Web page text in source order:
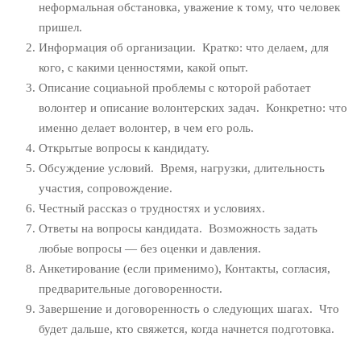
неформальная обстановка, уважение к тому, что человек
пришел.
Информация об организации. Кратко: что делаем, для
кого, с какими ценностями, какой опыт.
Описание социаьной проблемы с которой работает
волонтер и описание волонтерских задач. Конкретно: что
именно делает волонтер, в чем его роль.
Открытые вопросы к кандидату.
Обсуждение условий. Время, нагрузки, длительность
участия, сопровождение.
Честный рассказ о трудностях и условиях.
Ответы на вопросы кандидата. Возможность задать
любые вопросы — без оценки и давления.
Анкетирование (если применимо), Контакты, согласия,
предварительные договоренности.
Завершение и договоренность о следующих шагах. Что
будет дальше, кто свяжется, когда начнется подготовка.